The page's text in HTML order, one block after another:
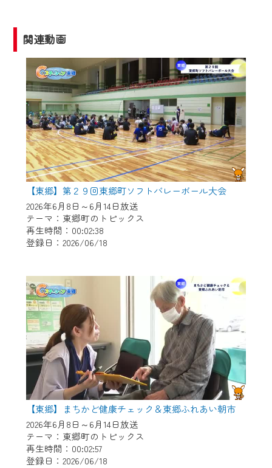
関連動画
【東郷】第２９回東郷町ソフトバレーボール大会
2026年6月8日～6月14日放送
テーマ：東郷町のトピックス
再生時間：00:02:38
登録日：2026/06/18
【東郷】まちかど健康チェック＆東郷ふれあい朝市
2026年6月8日～6月14日放送
テーマ：東郷町のトピックス
再生時間：00:02:57
登録日：2026/06/18
2024年9月24日からはご加入者様へのサー
ビス向上のため、
『CCNet Web TV』を利用いただくには、
一部コンテンツを除き、
CCNetサービスへの加入と『CCNetマイ
ページ※』へのログインが必要となりま
す。
何卒、ご理解ご了承の程よろしくお願い
いたします。
※マイページへのログインには、MyIDが必
要となります。
※MyIDとは、CCNet Web TVを含むCCNetの
各種サービスをご利用頂くためのIDです。
で設定できます。
（GmailやYahooなどのフリーメールアドレ
スでも作成可能です）
※マイページへのログイン・MyIDの新規登
録はこちらから
※CCNetアプリをご利用中の方は引き続き
ご視聴いただけます。
＜メンテナンス情報＞
CCNetWebTVのリニューアルにともないメ
ンテナンス作業を予定しています。